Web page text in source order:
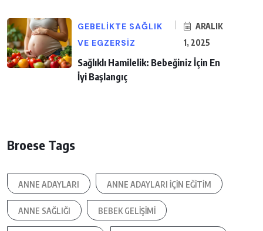
GEBELIKTE SAĞLIK
VE EGZERSIZ
ARALIK
1, 2025
Sağlıklı Hamilelik: Bebeğiniz İçin En
İyi Başlangıç
Broese Tags
ANNE ADAYLARI ANNE ADAYLARI IÇIN EĞITIM
ANNE SAĞLIĞI BEBEK GELIŞIMI